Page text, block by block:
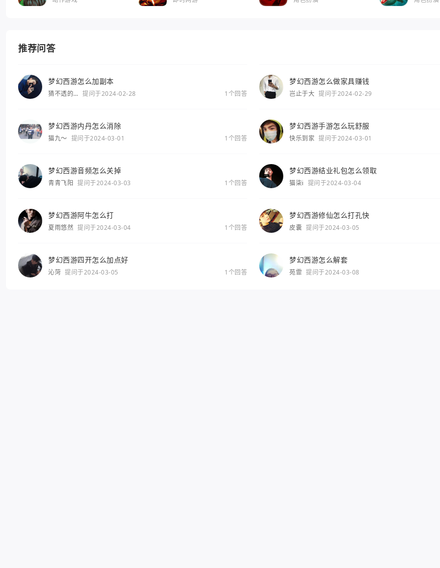
推荐问答
梦幻西游怎么加副本
猜不透的
提问于2024-02-28 1个回答
梦幻西游怎么做家具赚钱
岂止于大 提问于2024-02-29
梦幻西游内丹怎么消除
猫九～ 提问于2024-03-01 1个回答
梦幻西游手游怎么玩舒服
快乐到家 提问于2024-03-01
梦幻西游音频怎么关掉
青青飞阳 提问于2024-03-03 1个回答
梦幻西游结业礼包怎么领取
猫柒i 提问于2024-03-04
梦幻西游阿牛怎么打
夏雨悠然 提问于2024-03-04 1个回答
梦幻西游修仙怎么打孔快
皮囊 提问于2024-03-05
梦幻西游四开怎么加点好
沁菏 提问于2024-03-05 1个回答
梦幻西游怎么解套
苑霏 提问于2024-03-08